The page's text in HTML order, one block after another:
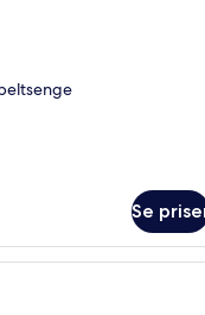
Se
Et hotelværelse med en stor